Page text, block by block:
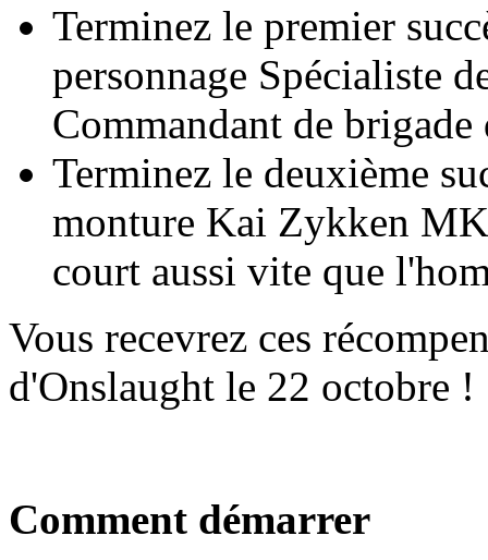
Terminez le premier
personnage Spécialiste
Commandant de
Terminez le deuxième
monture Kai Zykken
court aussi vite que
Vous recevrez ces
d'Onslaught le 22 octobre !
Comment démarrer